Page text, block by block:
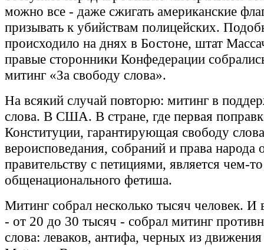
можно все - даже сжигать американские
призывать к убийствам полицейских.
происходило на днях в Бостоне, штат
правые сторонники Конфедерации
митинг «За свободу слова».
На всякий случай повторю: митинг в
слова. В США. В стране, где первая
Конституции, гарантирующая свободу
вероисповедания, собраний и права народа
правительству с петициями, является чем-
общенационального фетиша.
Митинг собрал несколько тысяч человек. И
- от 20 до 30 тысяч - собрал митинг
слова: леваков, антифа, черных из